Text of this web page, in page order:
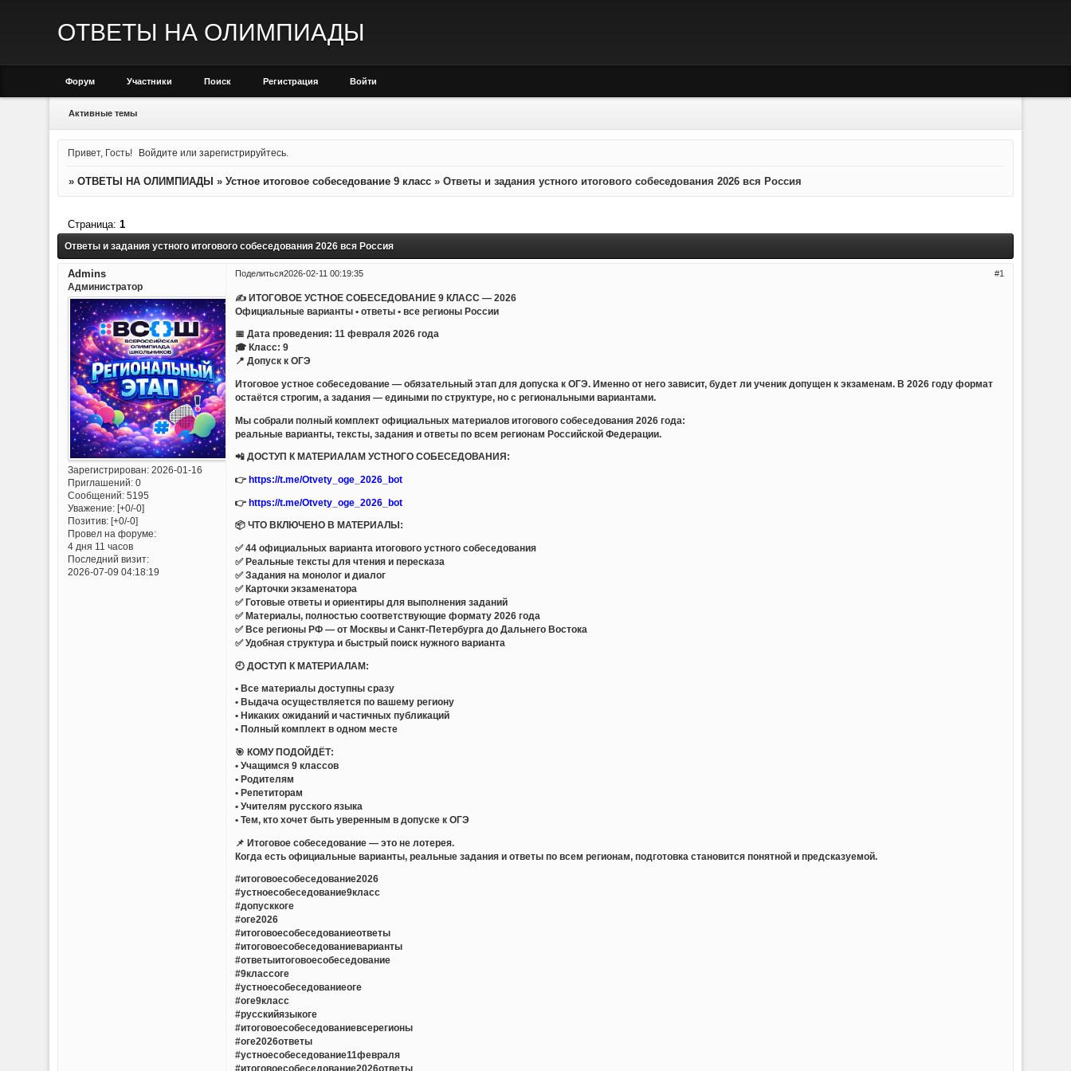
ОТВЕТЫ НА ОЛИМПИАДЫ
Форум Участники Поиск Регистрация Войти
Активные темы
Привет, Гость! Войдите илизарегистрируйтесь
» ОТВЕТЫ НА ОЛИМПИАДЫ » Устное итоговое собеседование 9 класс » Ответы и задания устного итогового собеседования 2026 вся Россия
Ответы и задания устного итогового собеседования 2026 вся Россия
Страница: 1
Поделиться 1
2026-02-11 00:19:35
Admins
Администратор
Зарегистрирован: 2026-01-16
Приглашений:0
Сообщений:5195
Уважение: [+0/-0]
Позитив: [+0/-0]
Провел на форуме:
4 дня 11 часов
Последний визит:
2026-07-09 04:18:19
✍ ИТОГОВОЕ УСТНОЕ СОБЕСЕДОВАНИЕ 9 КЛАСС — 2026
Официальные варианты • ответы • все регионы России
📅 Дата проведения: 11 февраля 2026 года
🎓 Класс: 9
📍 Допуск к ОГЭ
Итоговое устное собеседование — обязательный этап для допуска к ОГЭ. Именно от него зависит, будет ли ученик допущен к экзаменам. В 2026 году формат
остаётся строгим, а задания — едиными по структуре, но с региональными вариантами.
Мы собрали полный комплект официальных материалов итогового собеседования 2026 года:
реальные варианты, тексты, задания и ответы по всем регионам Российской Федерации.
📲 ДОСТУП К МАТЕРИАЛАМ УСТНОГО СОБЕСЕДОВАНИЯ:
👉https://t.me/Otvety_oge_2026_bot
👉https://t.me/Otvety_oge_2026_bot
📦 ЧТО ВКЛЮЧЕНО В МАТЕРИАЛЫ:
✅ 44 официальных варианта итогового устного собеседования
✅ Реальные тексты для чтения и пересказа
✅ Задания на монолог и диалог
✅ Карточки экзаменатора
✅ Готовые ответы и ориентиры для выполнения заданий
✅ Материалы, полностью соответствующие формату 2026 года
✅ Все регионы РФ — от Москвы и Санкт-Петербурга до Дальнего Востока
✅ Удобная структура и быстрый поиск нужного варианта
🕘 ДОСТУП К МАТЕРИАЛАМ:
• Все материалы доступны сразу
• Выдача осуществляется по вашему региону
• Никаких ожиданий и частичных публикаций
• Полный комплект в одном месте
🎯 КОМУ ПОДОЙДЁТ:
• Учащимся 9 классов
• Родителям
• Репетиторам
• Учителям русского языка
• Тем, кто хочет быть уверенным в допуске к ОГЭ
📌 Итоговое собеседование — это не лотерея.
Когда есть официальные варианты, реальные задания и ответы по всем регионам, подготовка становится понятной и предсказуемой.
#итоговоесобеседование2026
#устноесобеседование9класс
#допусккоге
#оге2026
#итоговоесобеседованиеответы
#итоговоесобеседованиеварианты
#ответыитоговоесобеседование
#9классоге
#устноесобеседованиеоге
#оге9класс
#русскийязыкоге
#итоговоесобеседованиевсерегионы
#оге2026ответы
#устноесобеседование11февраля
#итоговоесобеседование2026ответы